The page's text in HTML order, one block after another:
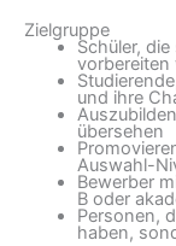
Zielgruppe
Schüler,
vorbereiten
und ihre
übersehen
Auswahl-
Bewerber
B oder
Personen,
haben,